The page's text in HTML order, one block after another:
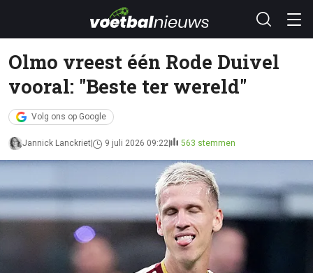
Olmo vreest één Rode Duivel
vooral: "Beste ter wereld"
Volg ons op Google
Jannick Lanckriet 9 juli 2026 09:22 563 stemmen